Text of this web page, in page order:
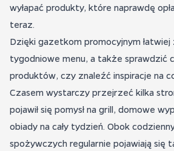
wyłapać produkty, które naprawdę
teraz.
Dzięki gazetkom promocyjnym łatwiej
tygodniowe menu, a także sprawdzić
produktów, czy znaleźć inspiracje na
Czasem wystarczy przejrzeć kilka
pojawił się pomysł na grill, domowe
obiady na cały tydzień. Obok
spożywczych regularnie pojawiają się